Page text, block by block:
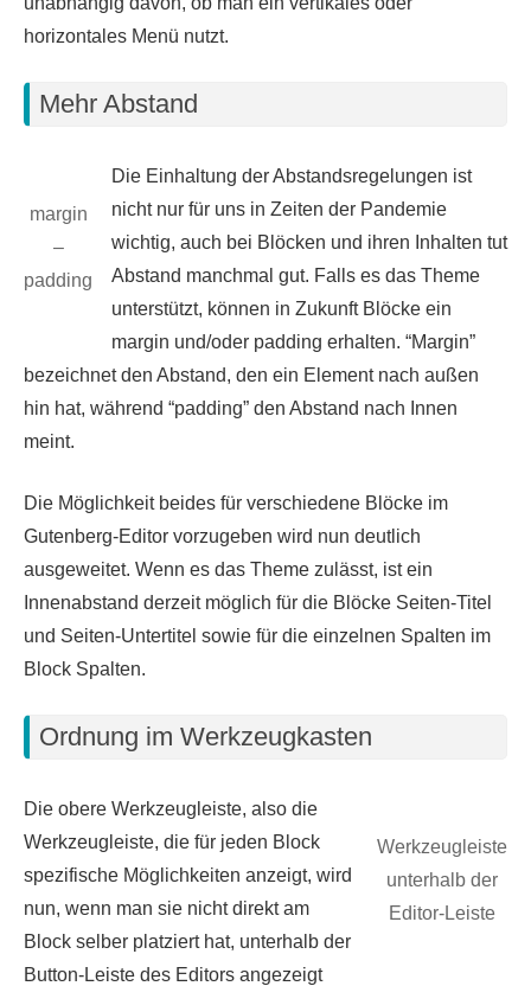
horizontales Menü nutzt.
Mehr Abstand
margin
–
padding
Die Einhaltung der Abstandsregelungen ist
nicht nur für uns in Zeiten der Pandemie
wichtig, auch bei Blöcken und ihren Inhalten tut
Abstand manchmal gut. Falls es das Theme
unterstützt, können in Zukunft Blöcke ein
margin und/oder padding erhalten. “Margin”
bezeichnet den Abstand, den ein Element nach außen
hin hat, während “padding” den Abstand nach Innen
meint.
Die Möglichkeit beides für verschiedene Blöcke im
Gutenberg-Editor vorzugeben wird nun deutlich
ausgeweitet. Wenn es das Theme zulässt, ist ein
Innenabstand derzeit möglich für die Blöcke Seiten-Titel
und Seiten-Untertitel sowie für die einzelnen Spalten im
Block Spalten.
Ordnung im Werkzeugkasten
Werkzeugleiste
unterhalb der
Editor-Leiste
Die obere Werkzeugleiste, also die
Werkzeugleiste, die für jeden Block
spezifische Möglichkeiten anzeigt, wird
nun, wenn man sie nicht direkt am
Block selber platziert hat, unterhalb der
Button-Leiste des Editors angezeigt